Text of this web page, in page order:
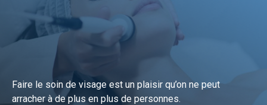
Faire le soin de visage est un plaisir qu’on ne peut
arracher à de plus en plus de personnes.